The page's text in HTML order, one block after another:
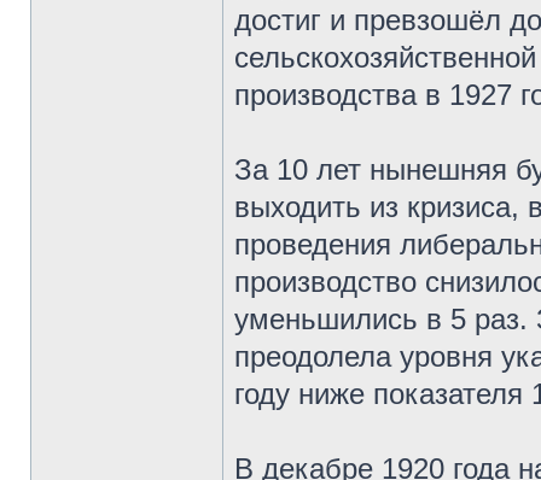
достиг и превзошёл
производства в 1927
За 10 лет нынешняя
выходить из кризиса,
проведения
производство
уменьшились в 5 раз.
преодолела уровня
году ниже
В декабре 1920 года